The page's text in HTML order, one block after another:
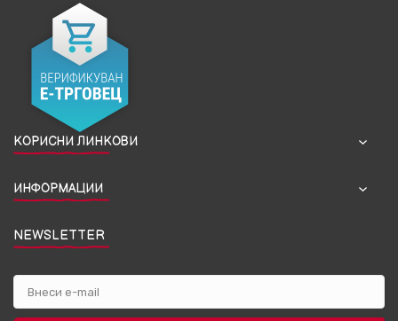
КОРИСНИ ЛИНКОВИ
ИНФОРМАЦИИ
NEWSLETTER